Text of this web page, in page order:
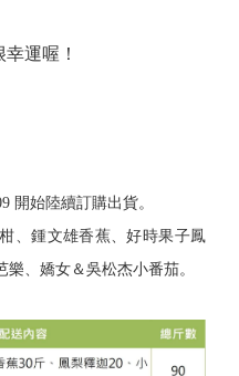
運喔！
開始陸續訂購出貨。
、鍾文雄香蕉、好時果子鳳
、嬌女＆吳松杰小番茄。